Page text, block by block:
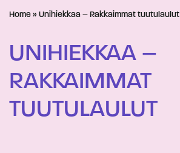
Home » Unihiekkaa – Rakkaimmat tuutulaulut
UNIHIEKKAA –
RAKKAIMMAT
TUUTULAULUT